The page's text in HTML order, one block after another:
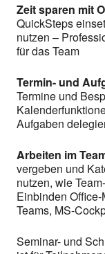
Zeit sparen mit
QuickSteps
nutzen –
für das Team
Termin- und
Termine und
Aufgaben
Arbeiten im
vergeben und
nutzen, wie
Einbinden
Teams, MS-
Seminar- und